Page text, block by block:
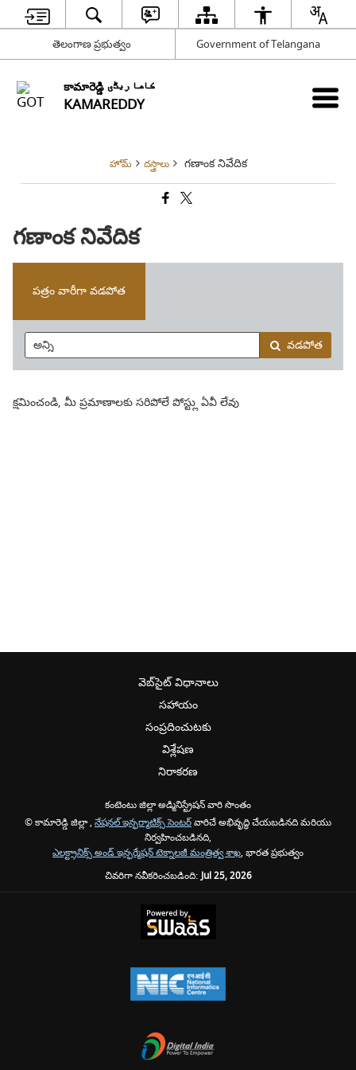
తెలంగాణ ప్రభుత్వం Government of Telangana
కామారెడ్డి کاما ریڈّی
KAMAREDDY
హోమ్ దస్త్రాలు గణాంక నివేదిక
గణాంక నివేదిక
పత్రం వారీగా వడపోత
వడపోత
క్షమించండి, మీ ప్రమాణాలకు సరిపోలే పోస్ట్లు ఏవీ లేవు
వెబ్‌సైట్ విధానాలు
సహాయం
సంప్రదించుటకు
విశ్లేషణ
నిరాకరణ
కంటెంటు జిల్లా అడ్మినిస్ట్రేషన్ వారి సొంతం
© కామారెడ్డి జిల్లా , నేషనల్ ఇన్ఫర్మాటిక్స్ సెంటర్వారిచే అభివృద్ధి చేయబడినది మరియు
నిర్వహించబడినది,
ఎలక్ట్రానిక్స్ అండ్ ఇన్ఫర్మేషన్ టెక్నాలజీ మంత్రిత్వ శాఖ, భారత ప్రభుత్వం
చివరిగా నవీకరించబడింది:Jul 25, 2026